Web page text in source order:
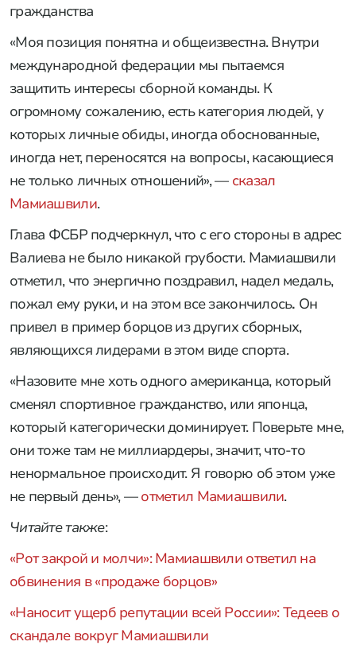
гражданства
«Моя позиция понятна и общеизвестна. Внутри
международной федерации мы пытаемся
защитить интересы сборной команды. К
огромному сожалению, есть категория людей, у
которых личные обиды, иногда обоснованные,
иногда нет, переносятся на вопросы, касающиеся
не только личных отношений», — сказал
Мамиашвили.
Глава ФСБР подчеркнул, что с его стороны в адрес
Валиева не было никакой грубости. Мамиашвили
отметил, что энергично поздравил, надел медаль,
пожал ему руки, и на этом все закончилось. Он
привел в пример борцов из других сборных,
являющихся лидерами в этом виде спорта.
«Назовите мне хоть одного американца, который
сменял спортивное гражданство, или японца,
который категорически доминирует. Поверьте мне,
они тоже там не миллиардеры, значит, что-то
ненормальное происходит. Я говорю об этом уже
не первый день», —отметил Мамиашвили.
Читайте также:
«Рот закрой и молчи»: Мамиашвили ответил на
обвинения в «продаже борцов»
«Наносит ущерб репутации всей России»: Тедеев о
скандале вокруг Мамиашвили